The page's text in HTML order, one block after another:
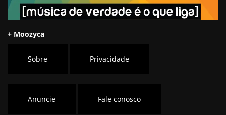
+ Moozyca
Sobre Privacidade
Anuncie Fale conosco